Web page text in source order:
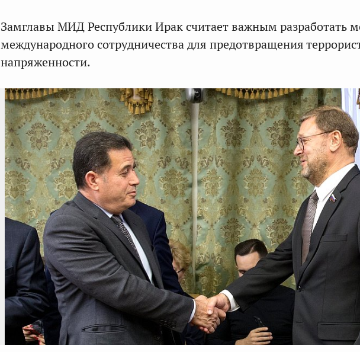
Замглавы МИД Республики Ирак считает важным разработать
международного сотрудничества для предотвращения
напряженности.